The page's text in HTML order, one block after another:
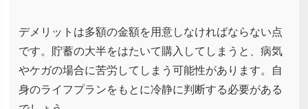
デメリットは多額の金額を用意しなければならない点
です。貯蓄の大半をはたいて購入してしまうと、病気
やケガの場合に苦労してしまう可能性があります。自
身のライフプランをもとに冷静に判断する必要がある